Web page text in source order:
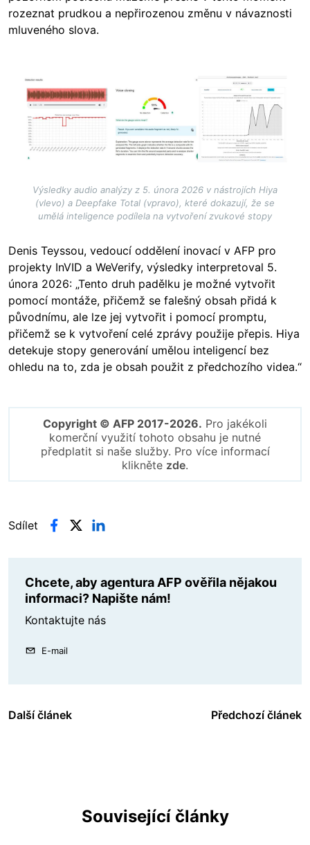
rozeznat prudkou a nepřirozenou změnu v návaznosti
mluveného slova.
Image
Výsledky audio analýzy z 5. února 2026 v nástrojích Hiya
(vlevo) a Deepfake Total (vpravo), které dokazují, že se
umělá inteligence podílela na vytvoření zvukové stopy
Denis Teyssou, vedoucí oddělení inovací v AFP pro
projekty InVID a WeVerify, výsledky interpretoval 5.
února 2026: „Tento druh padělku je možné vytvořit
pomocí montáže, přičemž se falešný obsah přidá k
původnímu, ale lze jej vytvořit i pomocí promptu,
přičemž se k vytvoření celé zprávy použije přepis. Hiya
detekuje stopy generování umělou inteligencí bez
ohledu na to, zda je obsah použit z předchozího videa.“
Copyright © AFP 2017-2026. Pro jakékoli
komerční využití tohoto obsahu je nutné
předplatit si naše služby. Pro více informací
klikněte zde.
Sdílet
Chcete, aby agentura AFP ověřila nějakou
informaci? Napište nám!
Kontaktujte nás
E-mail
Další článek Předchozí článek
Související články